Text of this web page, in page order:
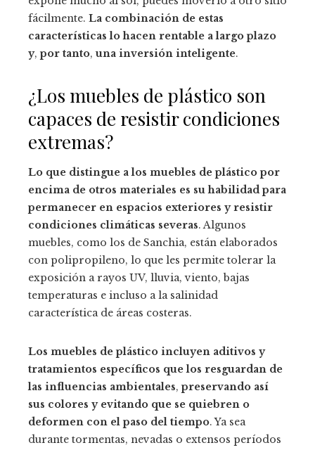
fácilmente. La combinación de estas
características lo hacen rentable a largo plazo
y,por tanto,una inversión inteligente.
¿Los muebles de plástico son
capaces de resistir condiciones
extremas?
Lo que distingue a los muebles de plástico por
encima de otros materiales es su habilidad para
permanecer en espacios exteriores y resistir
condiciones climáticas severas. Algunos
muebles, como los de Sanchia, están elaborados
con polipropileno, lo que les permite tolerar la
exposición a rayos UV, lluvia, viento, bajas
temperaturas e incluso a la salinidad
característica de áreas costeras.
Los muebles de plástico incluyen aditivos y
tratamientos específicos que los resguardan de
las influencias ambientales,preservando así
sus colores y evitando que se quiebren o
deformen con el paso del tiempo. Ya sea
durante tormentas, nevadas o extensos períodos